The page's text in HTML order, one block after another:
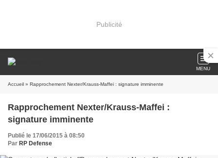
Publicité
MENU
Accueil » Rapprochement Nexter/Krauss-Maffei : signature imminente
Rapprochement Nexter/Krauss-Maffei :
signature imminente
Publié le 17/06/2015 à 08:50
Par RP Defense